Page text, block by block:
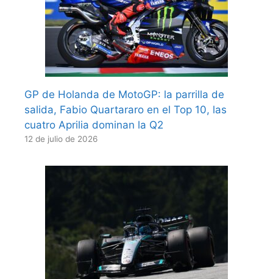
GP de Holanda de MotoGP: la parrilla de
salida, Fabio Quartararo en el Top 10, las
cuatro Aprilia dominan la Q2
12 de julio de 2026